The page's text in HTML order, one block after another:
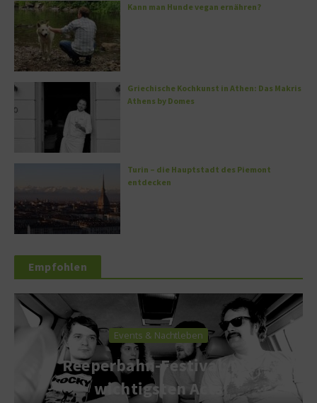
Kann man Hunde vegan ernähren?
Griechische Kochkunst in Athen: Das Makris
Athens by Domes
Turin – die Hauptstadt des Piemont
entdecken
Empfohlen
Events & Nachtleben
Reeperbahn-Festival: Die
wichtigsten Acts